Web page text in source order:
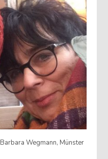
Barbara Wegmann, Münster